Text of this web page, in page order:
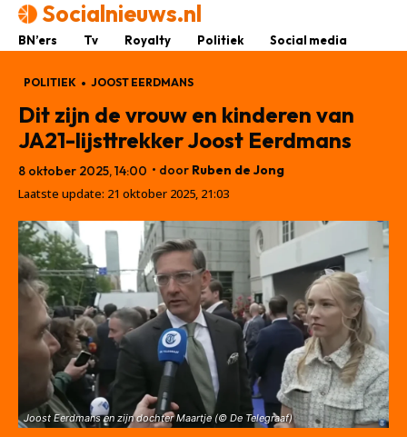
Socialnieuws.nl
BN’ers Tv Royalty Politiek Social media
POLITIEK JOOST EERDMANS
Dit zijn de vrouw en kinderen van
JA21-lijsttrekker Joost Eerdmans
8 oktober 2025, 14:00 • door Ruben de Jong
Laatste update: 21 oktober 2025, 21:03
Joost Eerdmans en zijn dochter Maartje (© De Telegraaf)